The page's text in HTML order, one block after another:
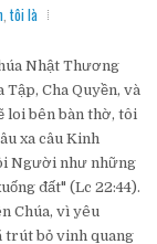
tôi là
Nhật Thương
Tập, Cha Quyền, và
loi bên bàn thờ, tôi
xa câu Kinh
Người như những
đất" (Lc 22:44).
Chúa, vì yêu
trút bỏ vinh quang